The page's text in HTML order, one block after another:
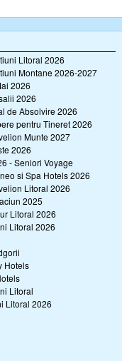
Litoral 2026
Montane 2026-2027
2026
2026
de Absolvire 2026
pentru Tineret 2026
Munte 2027
2026
- Seniori Voyage
si Spa Hotels 2026
Litoral 2026
2025
Litoral 2026
Litoral 2026
Hotels
Litoral
Litoral 2026